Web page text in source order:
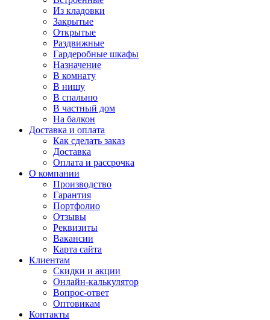
Из кладовки
Закрытые
Открытые
Раздвижные
Гардеробные шкафы
Назначение
В комнату
В нишу
В спальню
В частный дом
На балкон
Доставка и оплата
Как сделать заказ
Доставка
Оплата и рассрочка
О компании
Производство
Гарантия
Портфолио
Отзывы
Реквизиты
Вакансии
Карта сайта
Клиентам
Скидки и акции
Онлайн-калькулятор
Вопрос-ответ
Оптовикам
Контакты